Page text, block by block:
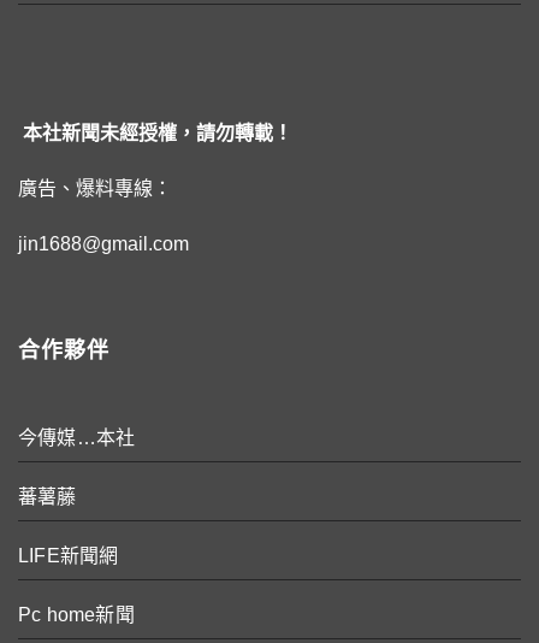
本社新聞未經授權，請勿轉載！
廣告、爆料專線：
jin1688@gmail.com
合作夥伴
今傳媒…本社
蕃薯藤
LIFE新聞網
Pc home新聞